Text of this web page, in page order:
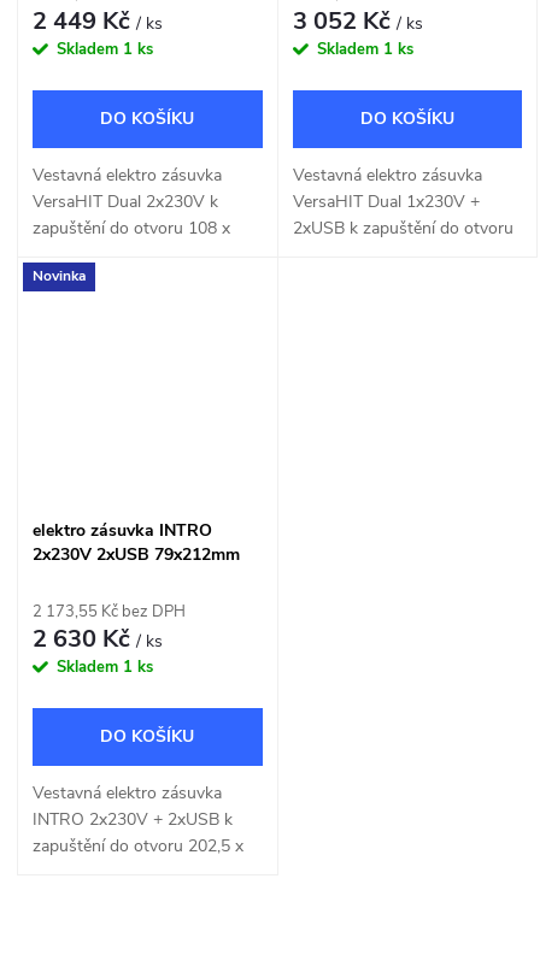
2 449 Kč/ ks
Skladem 1 ks
DO KOŠÍKU
Vestavná elektro zásuvka
VersaHIT Dual 2x230V k
zapuštění do otvoru 108 x
3 052 Kč/ ks
Skladem 1 ks
DO KOŠÍKU
Vestavná elektro zásuvka
VersaHIT Dual 1x230V +
2xUSB k zapuštění do otvoru
Novinka
elektro zásuvka INTRO
2x230V 2xUSB 79x212mm
2 173,55 Kč bez DPH
2 630 Kč/ ks
Skladem 1 ks
DO KOŠÍKU
Vestavná elektro zásuvka
INTRO 2x230V + 2xUSB k
zapuštění do otvoru 202,5 x